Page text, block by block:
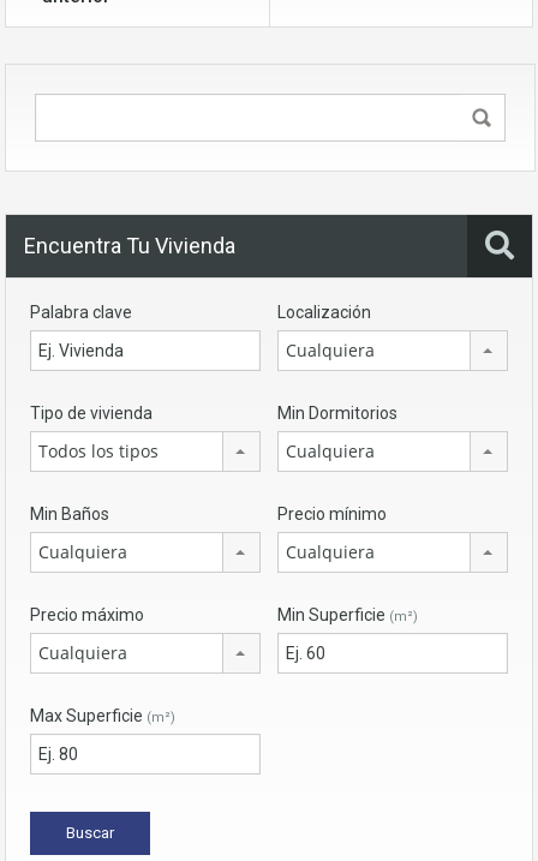
Encuentra Tu Vivienda
Palabra clave Localización
Cualquiera
Tipo de vivienda
Todos los tipos
Min Dormitorios
Cualquiera
Min Baños
Cualquiera
Precio mínimo
Cualquiera
Precio máximo
Cualquiera
Min Superficie (m²)
Max Superficie (m²)